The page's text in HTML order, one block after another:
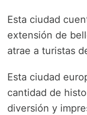
Esta ciudad
extensión de
atrae a turistas
Esta ciudad
cantidad de
diversión y